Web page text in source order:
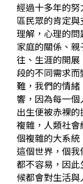
經過十多年的
區民眾的肯定
理解，心理的
家庭的關係、
往、生涯的開
段的不同需求
難，我們的情
響，因為每一
出生便被赤裸
複雜，人類社
個複雜的大系
這個世界，個
都不容易，因
候都會對生活與